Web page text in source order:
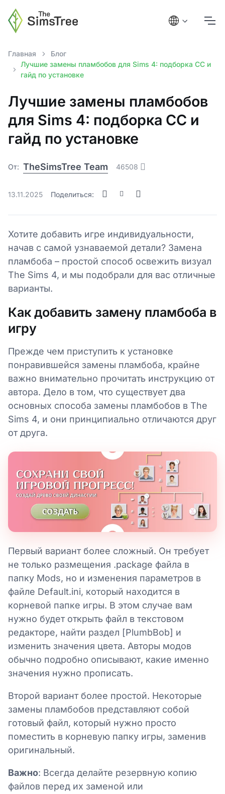
Главная
Блог
Лучшие замены пламбобов для Sims 4: подборка СС и
гайд по установке
Лучшие замены пламбобов
для Sims 4: подборка СС и
гайд по установке
От: TheSimsTree Team 46508
13.11.2025 Поделиться:
Хотите добавить игре индивидуальности,
начав с самой узнаваемой детали? Замена
пламбоба – простой способ освежить визуал
The Sims 4, и мы подобрали для вас отличные
варианты.
Как добавить замену пламбоба в
игру
Прежде чем приступить к установке
понравившейся замены пламбоба, крайне
важно внимательно прочитать инструкцию от
автора. Дело в том, что существует два
основных способа замены пламбобов в The
Sims 4, и они принципиально отличаются друг
от друга.
Первый вариант более сложный. Он требует
не только размещения .package файла в
папку Mods, но и изменения параметров в
файле Default.ini, который находится в
корневой папке игры. В этом случае вам
нужно будет открыть файл в текстовом
редакторе, найти раздел [PlumbBob] и
изменить значения цвета. Авторы модов
обычно подробно описывают, какие именно
значения нужно прописать.
Второй вариант более простой. Некоторые
замены пламбобов представляют собой
готовый файл, который нужно просто
поместить в корневую папку игры, заменив
оригинальный.
Важно: Всегда делайте резервную копию
файлов перед их заменой или